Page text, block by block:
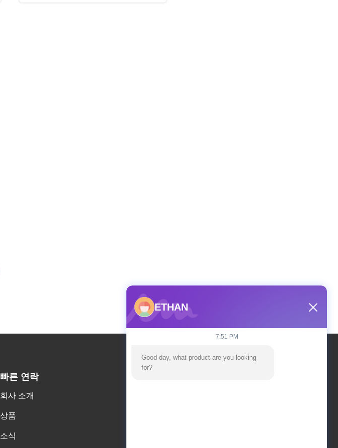
빠른 연락
회사 소개
상품
소식
ETHAN
7:51 PM
Good day, what product are you looking
for?